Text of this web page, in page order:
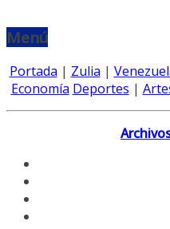
Menú
Portada | Zulia |
Economía Deportes |